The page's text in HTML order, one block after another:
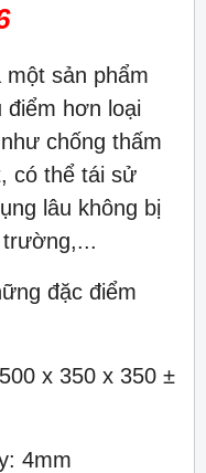
sản phẩm
hơn loại
chống thấm
có thể tái sử
lâu không bị
trường,...
đặc điểm
x 350 x 350 ±
4mm